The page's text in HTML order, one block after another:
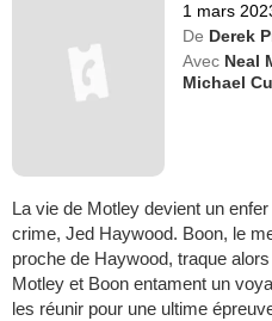
1 mars
De Derek
Avec Neal
Michael
La vie de Motley devient un
crime, Jed Haywood. Boon, le
proche de Haywood, traque
Motley et Boon entament un
les réunir pour une ultime